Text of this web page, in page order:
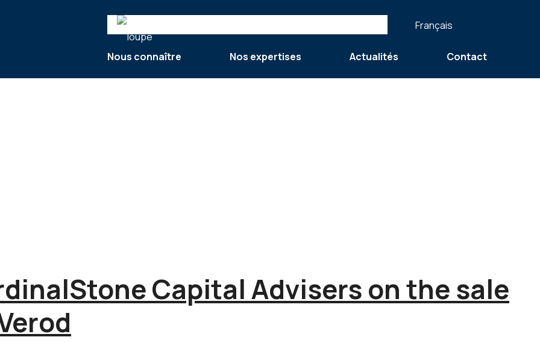
Français
Nous connaître Nos expertises Actualités Contact
Capital Advisers on the sale